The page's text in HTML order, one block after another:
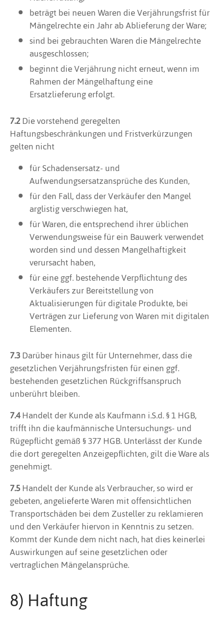
beträgt bei neuen Waren die Verjährungsfrist für
Mängelrechte ein Jahr ab Ablieferung der Ware;
sind bei gebrauchten Waren die Mängelrechte
ausgeschlossen;
beginnt die Verjährung nicht erneut, wenn im
Rahmen der Mängelhaftung eine
Ersatzlieferung erfolgt.
7.2Die vorstehend geregelten
Haftungsbeschränkungen und Fristverkürzungen
gelten nicht
für Schadensersatz- und
Aufwendungsersatzansprüche des Kunden,
für den Fall, dass der Verkäufer den Mangel
arglistig verschwiegen hat,
für Waren, die entsprechend ihrer üblichen
Verwendungsweise für ein Bauwerk verwendet
worden sind und dessen Mangelhaftigkeit
verursacht haben,
für eine ggf. bestehende Verpflichtung des
Verkäufers zur Bereitstellung von
Aktualisierungen für digitale Produkte, bei
Verträgen zur Lieferung von Waren mit digitalen
Elementen.
7.3Darüber hinaus gilt für Unternehmer, dass die
gesetzlichen Verjährungsfristen für einen ggf.
bestehenden gesetzlichen Rückgriffsanspruch
unberührt bleiben.
7.4Handelt der Kunde als Kaufmann i.S.d. § 1 HGB,
trifft ihn die kaufmännische Untersuchungs- und
Rügepflicht gemäß § 377 HGB. Unterlässt der Kunde
die dort geregelten Anzeigepflichten, gilt die Ware als
genehmigt.
7.5Handelt der Kunde als Verbraucher, so wird er
gebeten, angelieferte Waren mit offensichtlichen
Transportschäden bei dem Zusteller zu reklamieren
und den Verkäufer hiervon in Kenntnis zu setzen.
Kommt der Kunde dem nicht nach, hat dies keinerlei
Auswirkungen auf seine gesetzlichen oder
vertraglichen Mängelansprüche.
8) Haftung